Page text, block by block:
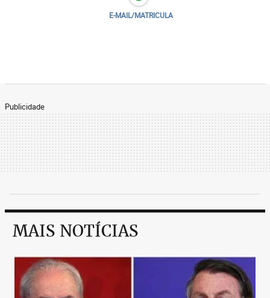
E-MAIL/MATRICULA
Publicidade
MAIS NOTÍCIAS